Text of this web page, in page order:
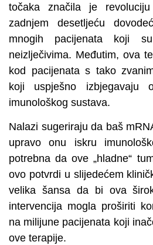
točaka značila je
zadnjem desetljeću
mnogih pacijenata koji
neizlječivima. Međutim, ova
kod pacijenata s tako
koji uspješno izbjegavaju
imunološkog sustava.
Nalazi sugeriraju da baš
upravo onu iskru
potrebna da ove „hladne“
ovo potvrdi u slijedećem
velika šansa da bi ova
intervencija mogla proširiti
na milijune pacijenata koji
ove terapije.